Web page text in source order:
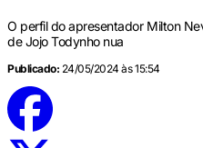
O perfil do apresentador Milton
de Jojo Todynho nua
Publicado: 24/05/2024 às 15:54